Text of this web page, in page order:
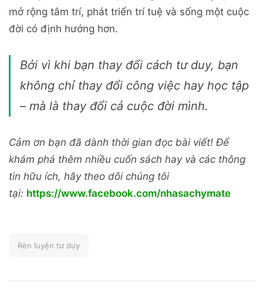
mở rộng tâm trí, phát triển trí tuệ và sống một cuộc
đời có định hướng hơn.
Bởi vì khi bạn thay đổi cách tư duy, bạn
không chỉ thay đổi công việc hay học tập
– mà là thay đổi cả cuộc đời mình.
Cảm ơn bạn đã dành thời gian đọc bài viết! Để
khám phá thêm nhiều cuốn sách hay và các thông
tin hữu ích, hãy theo dõi chúng tôi
tại: https://www.facebook.com/nhasachymate
Rèn luyện tư duy